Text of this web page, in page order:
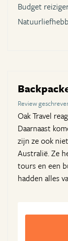
Budget
Review
Oak Travel
Daarnaast
zijn ze ook
Australië. Ze
tours en een
hadden alles